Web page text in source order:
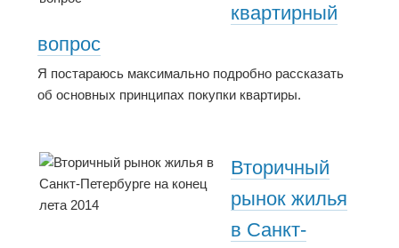
квартирный
вопрос
Я постараюсь максимально подробно рассказать
об основных принципах покупки квартиры.
Вторичный
рынок жилья
в Санкт-